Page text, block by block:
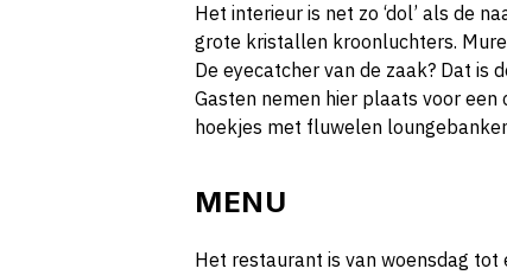
Het interieur is net zo ‘dol’ als de
grote kristallen kroonluchters.
De eyecatcher van de zaak? Dat is
Gasten nemen hier plaats voor
hoekjes met fluwelen
MENU
Het restaurant is van woensdag